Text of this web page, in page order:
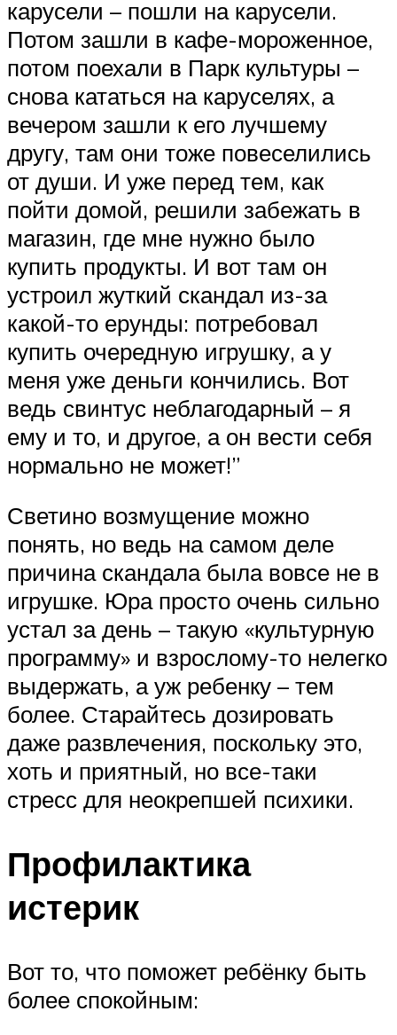
карусели – пошли на карусели.
Потом зашли в кафе-мороженное,
потом поехали в Парк культуры –
снова кататься на каруселях, а
вечером зашли к его лучшему
другу, там они тоже повеселились
от души. И уже перед тем, как
пойти домой, решили забежать в
магазин, где мне нужно было
купить продукты. И вот там он
устроил жуткий скандал из-за
какой-то ерунды: потребовал
купить очередную игрушку, а у
меня уже деньги кончились. Вот
ведь свинтус неблагодарный – я
ему и то, и другое, а он вести себя
нормально не может!”
Светино возмущение можно
понять, но ведь на самом деле
причина скандала была вовсе не в
игрушке. Юра просто очень сильно
устал за день – такую «культурную
программу» и взрослому-то нелегко
выдержать, а уж ребенку – тем
более. Старайтесь дозировать
даже развлечения, поскольку это,
хоть и приятный, но все-таки
стресс для неокрепшей психики.
Профилактика
истерик
Вот то, что поможет ребёнку быть
более спокойным: